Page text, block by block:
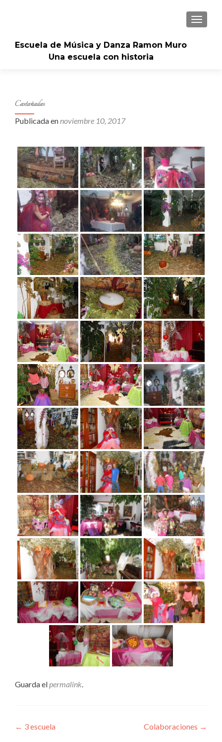
Escuela de Música y Danza Ramon Muro
Una escuela con historia
Castañadas
Publicada ennoviembre 10, 2017
Guarda elpermalink.
Navegación
← 3 escuela Colaboraciones →